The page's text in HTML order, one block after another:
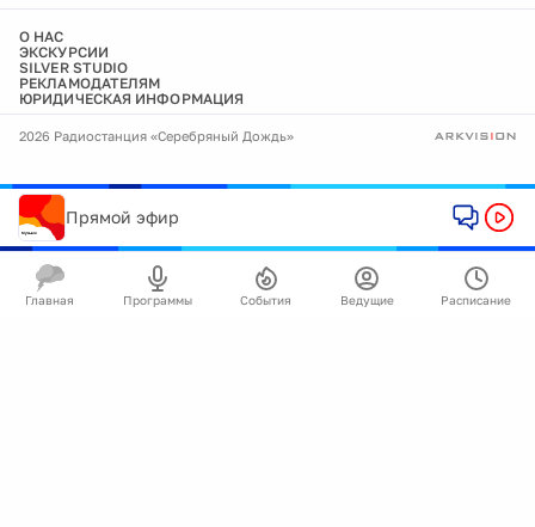
О НАС
ЭКСКУРСИИ
SILVER STUDIO
РЕКЛАМОДАТЕЛЯМ
ЮРИДИЧЕСКАЯ ИНФОРМАЦИЯ
2026 Радиостанция «Серебряный Дождь»
Прямой эфир
Главная Программы События Ведущие Расписание